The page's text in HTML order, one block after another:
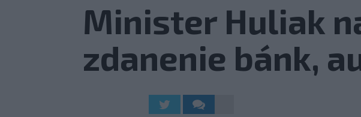
Minister Huliak
zdanenie bánk,